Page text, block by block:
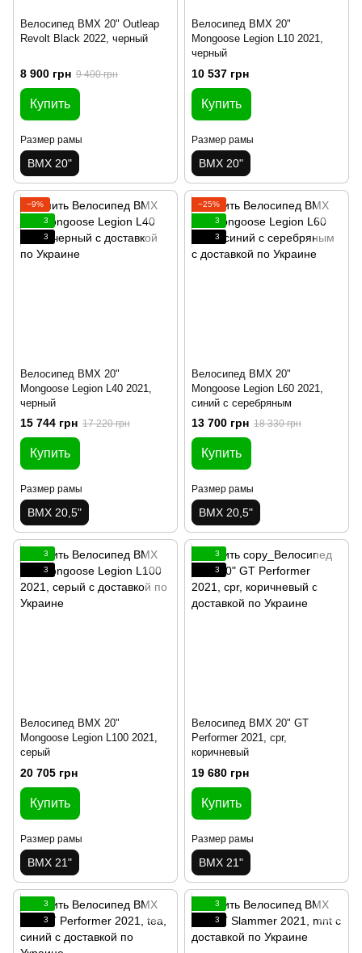
Велосипед BMX 20" Outleap
Revolt Black 2022, черный
8 900 грн 9 400 грн
Купить
Размер рамы
BMX 20"
Велосипед BMX 20"
Mongoose Legion L10 2021,
черный
10 537 грн
Купить
Размер рамы
BMX 20"
−9%
3
3
Велосипед BMX 20"
Mongoose Legion L40 2021,
черный
15 744 грн 17 220 грн
Купить
Размер рамы
BMX 20,5"
−25%
3
3
Велосипед BMX 20"
Mongoose Legion L60 2021,
синий с серебряным
13 700 грн 18 330 грн
Купить
Размер рамы
BMX 20,5"
3
3
Велосипед BMX 20"
Mongoose Legion L100 2021,
серый
20 705 грн
Купить
Размер рамы
BMX 21"
3
3
Велосипед BMX 20" GT
Performer 2021, cpr,
коричневый
19 680 грн
Купить
Размер рамы
BMX 21"
3
3
3
3